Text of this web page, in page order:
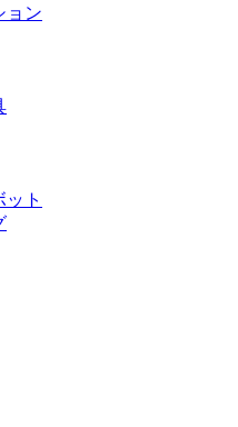
ョン
ト